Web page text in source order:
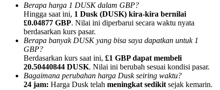
Referensi
Berapa harga 1 DUSK dalam GBP?
Hingga saat ini, 1 Dusk (DUSK) kira-kira bernilai
£0.04877 GBP. Nilai ini diperbarui secara waktu nyata
berdasarkan kurs pasar.
Berapa banyak DUSK yang bisa saya dapatkan untuk 1
GBP?
Berdasarkan kurs saat ini, £1 GBP dapat membeli
20.50440844 DUSK. Nilai ini berubah sesuai kondisi pasar.
Bagaimana perubahan harga Dusk seiring waktu?
24 jam: Harga Dusk telah meningkat sedikit sejak kemarin.